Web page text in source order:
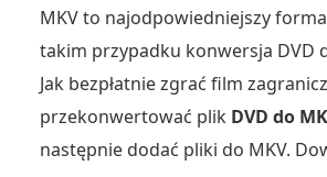
MKV to najodpowiedniejszy
takim przypadku konwersja DVD
Jak bezpłatnie zgrać film
przekonwertować plik DVD do
następnie dodać pliki do MKV.